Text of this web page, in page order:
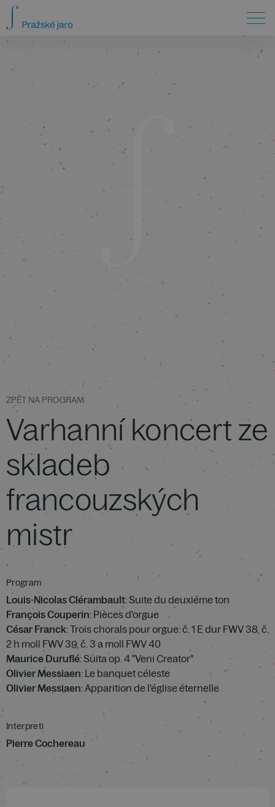
ZPĚT NA PROGRAM
Varhanní koncert ze
skladeb
francouzských
mistr
Program
Louis-Nicolas Clérambault: Suite du deuxiéme ton
François Couperin: Pièces d'orgue
César Franck: Trois chorals pour orgue: č. 1 E dur FWV 38, č.
2 h moll FWV 39, č. 3 a moll FWV 40
Maurice Duruflé: Suita op. 4 "Veni Creator"
Olivier Messiaen: Le banquet céleste
Olivier Messiaen: Apparition de l'église éternelle
Interpreti
Pierre Cochereau